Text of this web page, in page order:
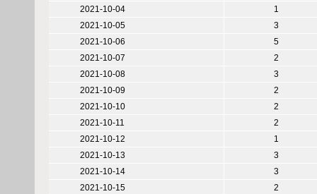
2021-10-04
1
2021-10-05
3
2021-10-06
5
2021-10-07
2
2021-10-08
3
2021-10-09
2
2021-10-10
2
2021-10-11
2
2021-10-12
1
2021-10-13
3
2021-10-14
3
2021-10-15
2